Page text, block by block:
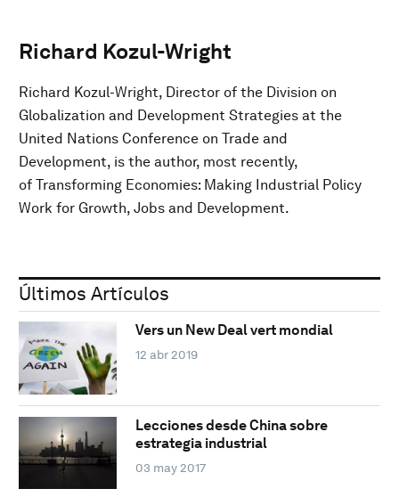
Richard Kozul-Wright
Richard Kozul-Wright, Director of the Division on
Globalization and Development Strategies at the
United Nations Conference on Trade and
Development, is the author, most recently,
of Transforming Economies: Making Industrial Policy
Work for Growth, Jobs and Development.
Últimos Artículos
Vers un New Deal vert mondial
12 abr 2019
Lecciones desde China sobre
estrategia industrial
03 may 2017